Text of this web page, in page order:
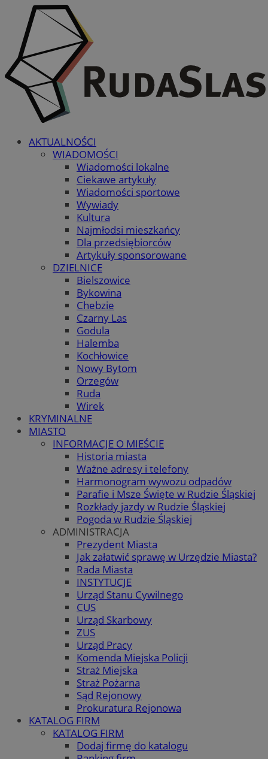
AKTUALNOŚCI
WIADOMOŚCI
Wiadomości lokalne
Ciekawe artykuły
Wiadomości sportowe
Wywiady
Kultura
Najmłodsi mieszkańcy
Dla przedsiębiorców
Artykuły sponsorowane
DZIELNICE
Bielszowice
Bykowina
Chebzie
Czarny Las
Godula
Halemba
Kochłowice
Nowy Bytom
Orzegów
Ruda
Wirek
KRYMINALNE
MIASTO
INFORMACJE O MIEŚCIE
Historia miasta
Ważne adresy i telefony
Harmonogram wywozu odpadów
Parafie i Msze Święte w Rudzie Śląskiej
Rozkłady jazdy w Rudzie Śląskiej
Pogoda w Rudzie Śląskiej
ADMINISTRACJA
Prezydent Miasta
Jak załatwić sprawę w Urzędzie Miasta?
Rada Miasta
INSTYTUCJE
Urząd Stanu Cywilnego
CUS
Urząd Skarbowy
ZUS
Urząd Pracy
Komenda Miejska Policji
Straż Miejska
Straż Pożarna
Sąd Rejonowy
Prokuratura Rejonowa
KATALOG FIRM
KATALOG FIRM
Dodaj firmę do katalogu